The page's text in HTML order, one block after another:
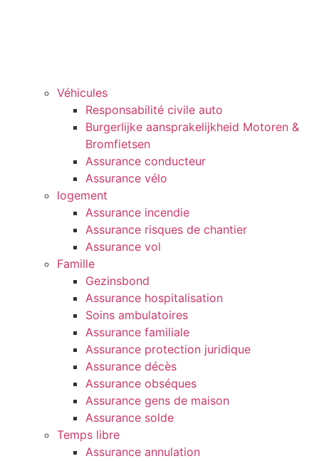
Véhicules
Responsabilité civile auto
Burgerlijke aansprakelijkheid Motoren &
Bromfietsen
Assurance conducteur
Assurance vélo
logement
Assurance incendie
Assurance risques de chantier
Assurance vol
Famille
Gezinsbond
Assurance hospitalisation
Soins ambulatoires
Assurance familiale
Assurance protection juridique
Assurance décès
Assurance obséques
Assurance gens de maison
Assurance solde
Temps libre
Assurance annulation